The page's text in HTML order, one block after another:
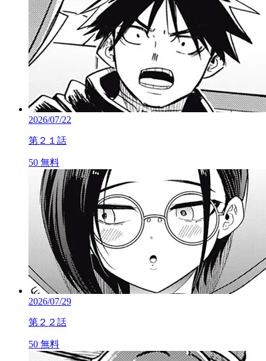
2026/07/22
第２１話
50 無料
2026/07/29
第２２話
50 無料